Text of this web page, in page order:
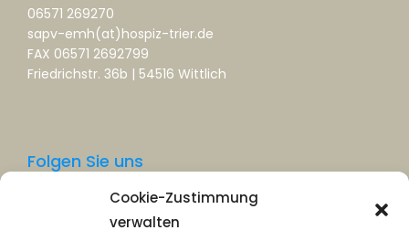
Cookie-Zustimmung
verwalten
06571 269270
sapv-emh(at)hospiz-trier.de
FAX 06571 2692799
Friedrichstr. 36b | 54516 Wittlich
Folgen Sie uns